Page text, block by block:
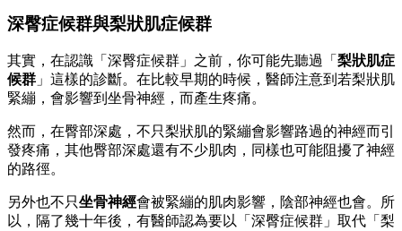
深臀症候群與梨狀肌症候群
其實，在認識「深臀症候群」之前，你可能先聽過「 梨狀肌症
候群 」這樣的診斷。在比較早期的時候，醫師注意到若梨狀肌
緊繃，會影響到坐骨神經，而產生疼痛。
然而，在臀部深處，不只梨狀肌的緊繃會影響路過的神經而引
發疼痛，其他臀部深處還有不少肌肉，同樣也可能阻擾了神經
的路徑。
另外也不只坐骨神經會被緊繃的肌肉影響，陰部神經也會。所
以，隔了幾十年後，有醫師認為要以「深臀症候群」取代「梨